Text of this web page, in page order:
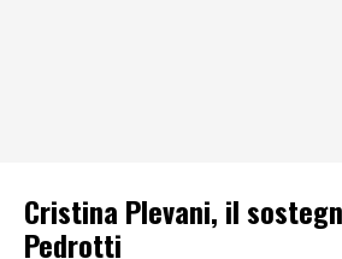
Cristina Plevani, il
Pedrotti